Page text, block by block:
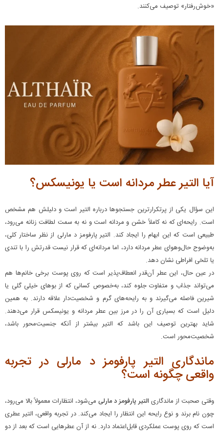
«خوش‌رفتار» توصیف می‌کنند.
آیا التیر عطر مردانه است یا یونیسکس؟
این سؤال یکی از پرتکرارترین جستجوها درباره التیر است و دلیلش هم مشخص
است. رایحه‌ای که نه کاملاً خشن و مردانه است و نه به سمت لطافت زنانه می‌رود،
طبیعی است که این ابهام را ایجاد کند. التیر پارفومز د مارلی از نظر ساختار کلی،
به‌وضوح حال‌وهوای عطر مردانه دارد، اما مردانه‌ای که قرار نیست قدرتش را با تندی
یا تلخی افراطی نشان دهد.
در عین حال، این عطر آن‌قدر انعطاف‌پذیر است که روی پوست برخی خانم‌ها هم
می‌تواند جذاب و متفاوت جلوه کند، به‌خصوص کسانی که از بوهای خیلی گلی یا
شیرین فاصله می‌گیرند و به رایحه‌های گرم و شخصیت‌دار علاقه دارند. به همین
دلیل است که بسیاری آن را در مرز بین عطر مردانه و یونیسکس قرار می‌دهند.
شاید بهترین توصیف این باشد که التیر بیشتر از آنکه جنسیت‌محور باشد،
شخصیت‌محور است.
ماندگاری التیر پارفومز د مارلی در تجربه
واقعی چگونه است؟
وقتی صحبت از ماندگاری التیر پارفومز د مارلی می‌شود، انتظارات معمولاً بالا می‌رود،
چون نام برند و نوع رایحه این انتظار را ایجاد می‌کند. در تجربه واقعی، التیر عطری
است که روی پوست عملکردی قابل‌اعتماد دارد. نه از آن عطرهایی است که بعد از دو